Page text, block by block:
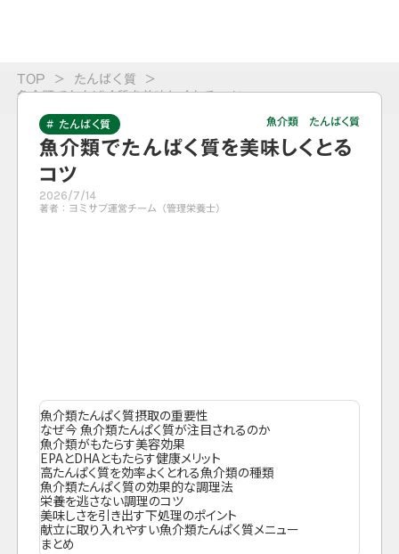
TOP > たんぱく質 >
魚介類でたんぱく質を美味しくとるコツ
# たんぱく質 魚介類 たんぱく質
魚介類でたんぱく質を美味しくとる
コツ
2026/7/14
著者： ヨミサプ運営チーム（管理栄養士）
魚介類たんぱく質摂取の重要性
なぜ今 魚介類たんぱく質が注目されるのか
魚介類がもたらす美容効果
EPAとDHAともたらす健康メリット
高たんぱく質を効率よくとれる魚介類の種類
魚介類たんぱく質の効果的な調理法
栄養を逃さない調理のコツ
美味しさを引き出す下処理のポイント
献立に取り入れやすい魚介類たんぱく質メニュー
まとめ